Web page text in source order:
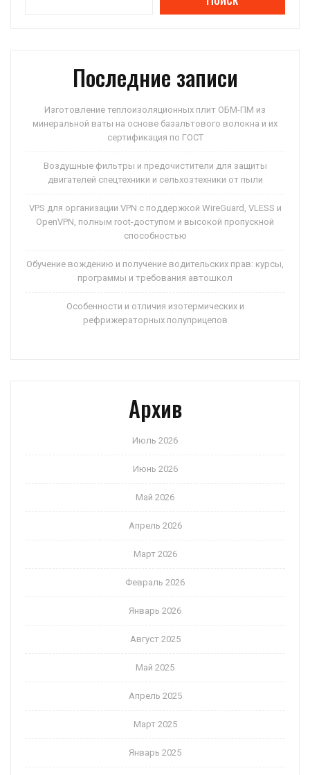
Последние записи
Изготовление теплоизоляционных плит ОБМ-ПМ из
минеральной ваты на основе базальтового волокна и их
сертификация по ГОСТ
Воздушные фильтры и предочистители для защиты
двигателей спецтехники и сельхозтехники от пыли
VPS для организации VPN с поддержкой WireGuard, VLESS и
OpenVPN, полным root-доступом и высокой пропускной
способностью
Обучение вождению и получение водительских прав: курсы,
программы и требования автошкол
Особенности и отличия изотермических и
рефрижераторных полуприцепов
Архив
Июль 2026
Июнь 2026
Май 2026
Апрель 2026
Март 2026
Февраль 2026
Январь 2026
Август 2025
Май 2025
Апрель 2025
Март 2025
Январь 2025